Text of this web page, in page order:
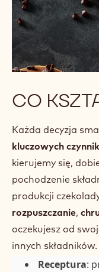
CO
Każda decyzja
kluczowych
kierujemy się,
pochodzenie
produkcji
rozpuszczanie,
oczekujesz od
innych składników.
Receptura: